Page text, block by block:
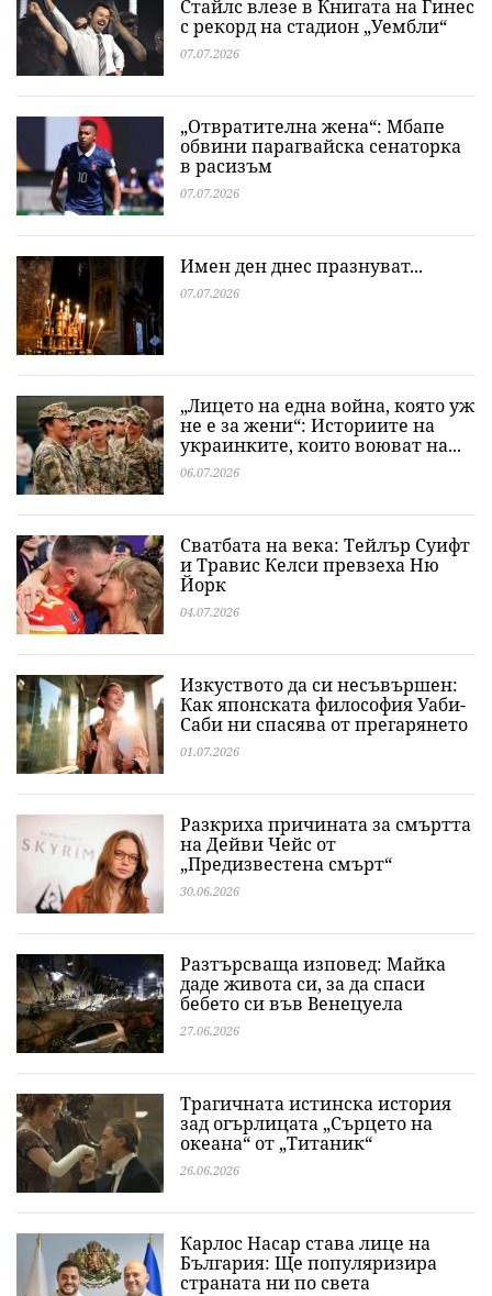
Стайлс влезе в Книгата на Гинес
с рекорд на стадион „Уембли“
07.07.2026
„Oтвратителна жена“: Мбапе
обвини парагвайска сенаторка
в расизъм
07.07.2026
Имен ден днес празнуват...
07.07.2026
„Лицето на една война, която уж
не е за жени“: Историите на
украинките, които воюват на...
06.07.2026
Сватбата на века: Тейлър Суифт
и Травис Келси превзеха Ню
Йорк
04.07.2026
Изкуството да си несъвършен:
Как японската философия Уаби-
Саби ни спасява от прегарянето
01.07.2026
Разкриха причината за смъртта
на Дейви Чейс от
„Предизвестена смърт“
30.06.2026
Разтърсваща изповед: Майка
даде живота си, за да спаси
бебето си във Венецуела
27.06.2026
Трагичната истинска история
зад огърлицата „Сърцето на
океана“ от „Титаник“
26.06.2026
Карлос Насар става лице на
България: Ще популяризира
страната ни по света